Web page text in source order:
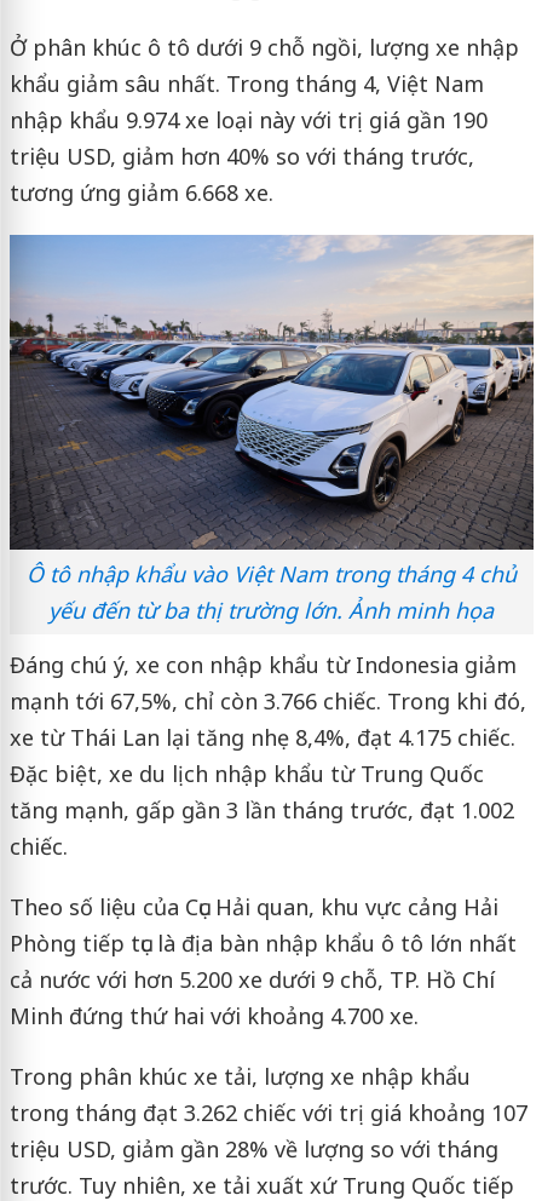
Ở phân khúc ô tô dưới 9 chỗ ngồi, lượng xe nhập
khẩu giảm sâu nhất. Trong tháng 4, Việt Nam
nhập khẩu 9.974 xe loại này với trị giá gần 190
triệu USD, giảm hơn 40% so với tháng trước,
tương ứng giảm 6.668 xe.
Ô tô nhập khẩu vào Việt Nam trong tháng 4 chủ
yếu đến từ ba thị trường lớn. Ảnh minh họa
Đáng chú ý, xe con nhập khẩu từ Indonesia giảm
mạnh tới 67,5%, chỉ còn 3.766 chiếc. Trong khi đó,
xe từ Thái Lan lại tăng nhẹ 8,4%, đạt 4.175 chiếc.
Đặc biệt, xe du lịch nhập khẩu từ Trung Quốc
tăng mạnh, gấp gần 3 lần tháng trước, đạt 1.002
chiếc.
Theo số liệu của Cục Hải quan, khu vực cảng Hải
Phòng tiếp tục là địa bàn nhập khẩu ô tô lớn nhất
cả nước với hơn 5.200 xe dưới 9 chỗ, TP. Hồ Chí
Minh đứng thứ hai với khoảng 4.700 xe.
Trong phân khúc xe tải, lượng xe nhập khẩu
trong tháng đạt 3.262 chiếc với trị giá khoảng 107
triệu USD, giảm gần 28% về lượng so với tháng
trước. Tuy nhiên, xe tải xuất xứ Trung Quốc tiếp